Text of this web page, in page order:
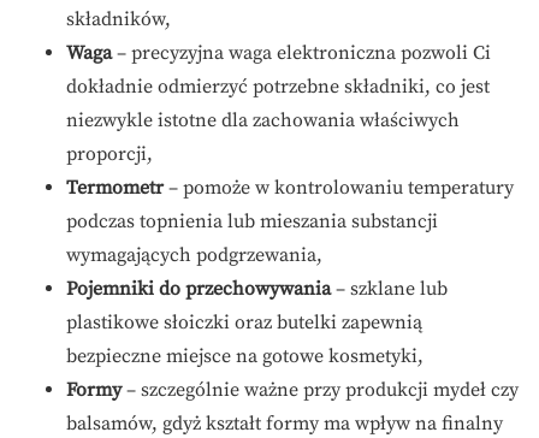
składników,
Waga– precyzyjna waga elektroniczna pozwoli Ci
dokładnie odmierzyć potrzebne składniki, co jest
niezwykle istotne dla zachowania właściwych
proporcji,
Termometr– pomoże w kontrolowaniu temperatury
podczas topnienia lub mieszania substancji
wymagających podgrzewania,
Pojemniki do przechowywania– szklane lub
plastikowe słoiczki oraz butelki zapewnią
bezpieczne miejsce na gotowe kosmetyki,
Formy– szczególnie ważne przy produkcji mydeł czy
balsamów, gdyż kształt formy ma wpływ na finalny